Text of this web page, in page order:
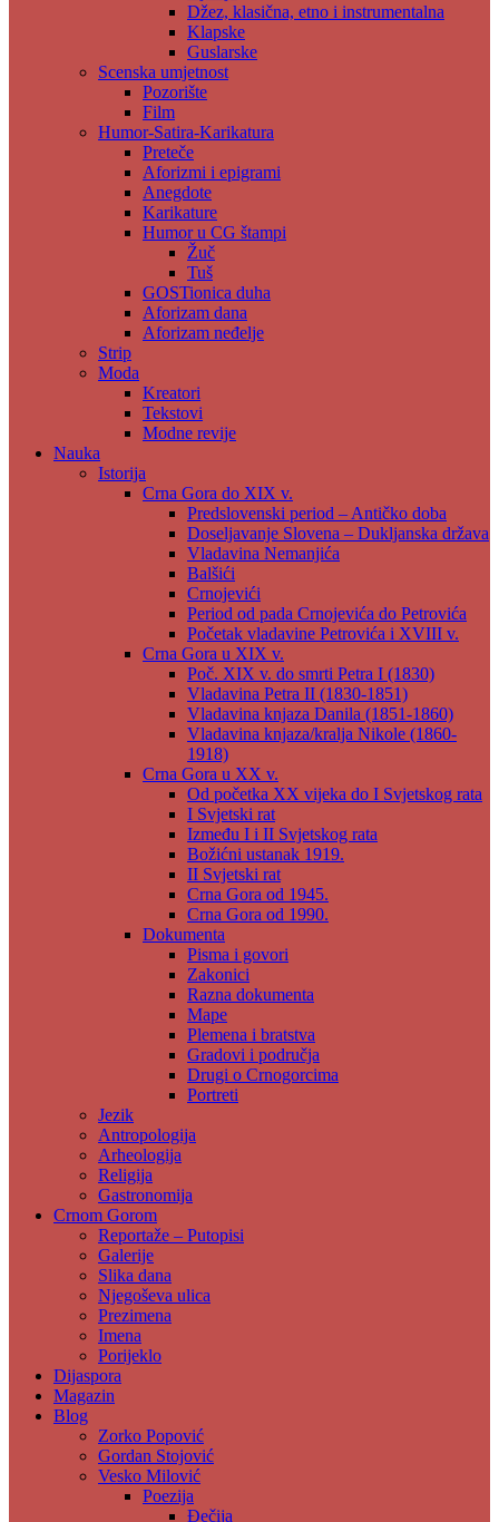
Džez, klasična, etno i instrumentalna
Klapske
Guslarske
Scenska umjetnost
Pozorište
Film
Humor-Satira-Karikatura
Preteče
Aforizmi i epigrami
Anegdote
Karikature
Humor u CG štampi
Žuč
Tuš
GOSTionica duha
Aforizam dana
Aforizam neđelje
Strip
Moda
Kreatori
Tekstovi
Modne revije
Nauka
Istorija
Crna Gora do XIX v.
Predslovenski period – Antičko doba
Doseljavanje Slovena – Dukljanska država
Vladavina Nemanjića
Balšići
Crnojevići
Period od pada Crnojevića do Petrovića
Početak vladavine Petrovića i XVIII v.
Crna Gora u XIX v.
Poč. XIX v. do smrti Petra I (1830)
Vladavina Petra II (1830-1851)
Vladavina knjaza Danila (1851-1860)
Vladavina knjaza/kralja Nikole (1860-
1918)
Crna Gora u XX v.
Od početka XX vijeka do I Svjetskog rata
I Svjetski rat
Između I i II Svjetskog rata
Božićni ustanak 1919.
II Svjetski rat
Crna Gora od 1945.
Crna Gora od 1990.
Dokumenta
Pisma i govori
Zakonici
Razna dokumenta
Mape
Plemena i bratstva
Gradovi i područja
Drugi o Crnogorcima
Portreti
Jezik
Antropologija
Arheologija
Religija
Gastronomija
Crnom Gorom
Reportaže – Putopisi
Galerije
Slika dana
Njegoševa ulica
Prezimena
Imena
Porijeklo
Dijaspora
Magazin
Blog
Zorko Popović
Gordan Stojović
Vesko Milović
Poezija
Đečija